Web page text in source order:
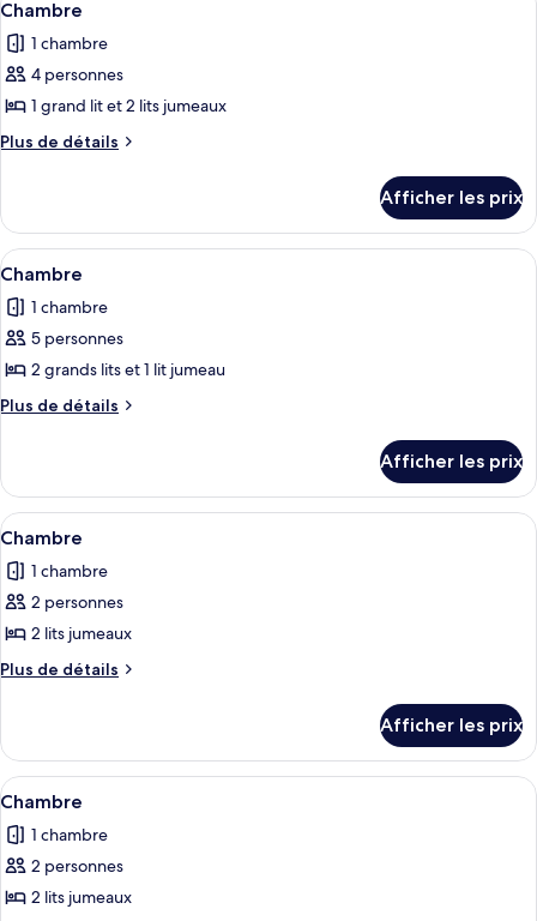
toutes
les
photos
pour
ce
chambre :
Chambre
5
Chambre
1 chambre
4 personnes
1 grand lit et 2 lits jumeaux
Plus de détails
Plus
Chambre
Afficher les prix
Afficher
toutes
les
photos
pour
ce
chambre :
Chambre
Un plateau avec une tasse, des
7
Chambre
1 chambre
5 personnes
2 grands lits et 1 lit jumeau
Plus de détails
Plus
Chambre
Afficher les prix
Afficher
toutes
les
photos
pour
ce
chambre :
Chambre
Un plateau avec une tasse, des
4
Chambre
1 chambre
2 personnes
2 lits jumeaux
Plus de détails
Plus
Chambre
Afficher les prix
Afficher
toutes
les
photos
pour
Un plateau avec une tasse, des
4
Chambre
1 chambre
2 personnes
2 lits jumeaux